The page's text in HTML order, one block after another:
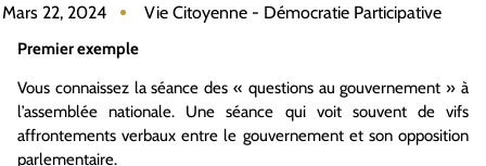
Mars 22, 2024 Vie Citoyenne - Démocratie Participative
Premier exemple
Vous connaissez la séance des « questions au gouvernement » à
l’assemblée nationale. Une séance qui voit souvent de vifs
affrontements verbaux entre le gouvernement et son opposition
parlementaire.